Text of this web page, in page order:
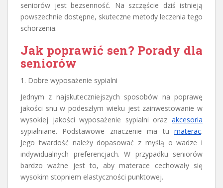
seniorów jest bezsenność. Na szczęście dziś istnieją
powszechnie dostępne, skuteczne metody leczenia tego
schorzenia.
Jak poprawić sen? Porady dla
seniorów
1. Dobre wyposażenie sypialni
Jednym z najskuteczniejszych sposobów na poprawę
jakości snu w podeszłym wieku jest zainwestowanie w
wysokiej jakości wyposażenie sypialni oraz akcesoria
sypialniane. Podstawowe znaczenie ma tu materac.
Jego twardość należy dopasować z myślą o wadze i
indywidualnych preferencjach. W przypadku seniorów
bardzo ważne jest to, aby materace cechowały się
wysokim stopniem elastyczności punktowej.